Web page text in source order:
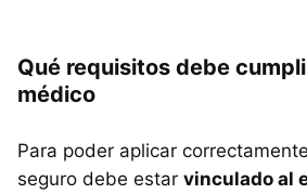
Qué requisitos debe
médico
Para poder aplicar
seguro debe estar vinculado al